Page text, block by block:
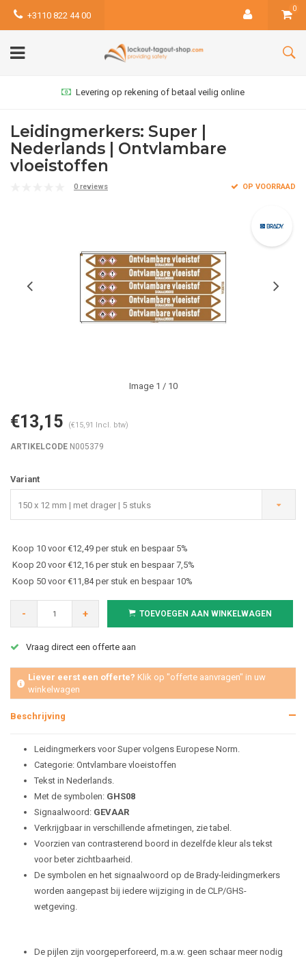
+3110 822 44 00
0
Levering op rekening of betaal veilig online
Leidingmerkers: Super |
Nederlands | Ontvlambare
vloeistoffen
0 reviews OP VOORRAAD
Image 1 / 10
€13,15 (€15,91 Incl. btw)
ARTIKELCODE N005379
Variant
150 x 12 mm | met drager | 5 stuks
Koop 10 voor €12,49 per stuk en bespaar 5%
Koop 20 voor €12,16 per stuk en bespaar 7,5%
Koop 50 voor €11,84 per stuk en bespaar 10%
- + TOEVOEGEN AAN WINKELWAGEN
Vraag direct een offerte aan
Liever eerst een offerte? Klik op "offerte aanvragen" in uw
winkelwagen
Beschrijving
Leidingmerkers voor Super volgens Europese Norm.
Categorie: Ontvlambare vloeistoffen
Tekst in Nederlands.
Met de symbolen: GHS08
Signaalwoord: GEVAAR
Verkrijgbaar in verschillende afmetingen, zie tabel.
Voorzien van contrasterend boord in dezelfde kleur als tekst
voor beter zichtbaarheid.
De symbolen en het signaalwoord op de Brady-leidingmerkers
worden aangepast bij iedere wijziging in de CLP/GHS-
wetgeving.
De pijlen zijn voorgeperforeerd, m.a.w. geen schaar meer nodig